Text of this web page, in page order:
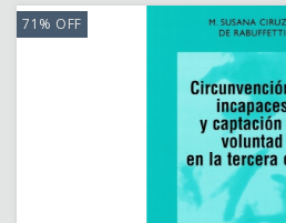
71 % OFF